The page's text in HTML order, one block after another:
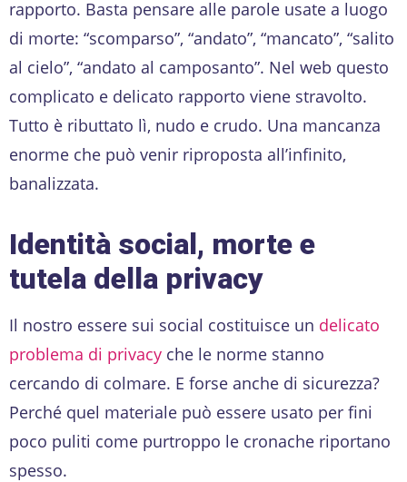
rapporto. Basta pensare alle parole usate a luogo
di morte: “scomparso”, “andato”, “mancato”, “salito
al cielo”, “andato al camposanto”. Nel web questo
complicato e delicato rapporto viene stravolto.
Tutto è ributtato lì, nudo e crudo. Una mancanza
enorme che può venir riproposta all’infinito,
banalizzata.
Identità social, morte e
tutela della privacy
Il nostro essere sui social costituisce un delicato
problema di privacy che le norme stanno
cercando di colmare. E forse anche di sicurezza?
Perché quel materiale può essere usato per fini
poco puliti come purtroppo le cronache riportano
spesso.